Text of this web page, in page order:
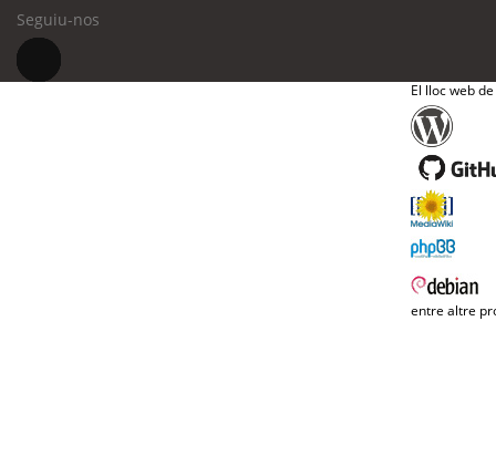
Seguiu-nos
El lloc web
entre altre